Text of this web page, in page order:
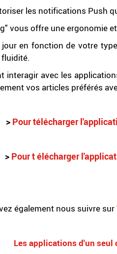
les notifications Push
vous offre une ergonomie
en fonction de votre
interagir avec les
vos articles préférés
> Pour télécharger
> Pour t élécharger
également nous suivre sur
Les applications d'un seul